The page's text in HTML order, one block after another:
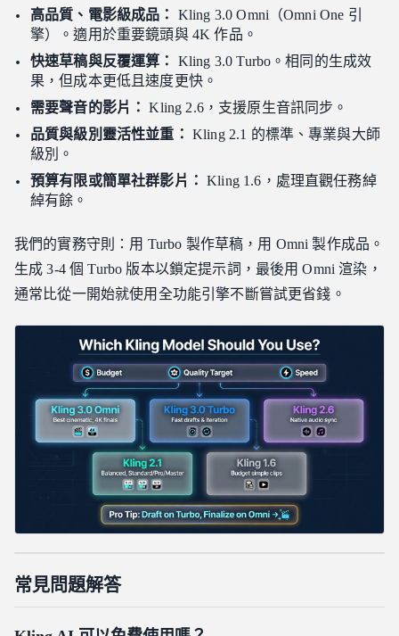
高品質、電影級成品：
Kling 3.0 Omni（Omni One 引
擎）。適用於重要鏡頭與 4K 作品。
快速草稿與反覆運算：
Kling 3.0 Turbo。相同的生成效
果，但成本更低且速度更快。
需要聲音的影片： Kling 2.6，支援原生音訊同步。
品質與級別靈活性並重： Kling 2.1 的標準、專業與大師
級別。
預算有限或簡單社群影片： Kling 1.6，處理直觀任務綽
綽有餘。
我們的實務守則：用 Turbo 製作草稿，用 Omni 製作成品。
生成 3-4 個 Turbo 版本以鎖定提示詞，最後用 Omni 渲染，
通常比從一開始就使用全功能引擎不斷嘗試更省錢。
常見問題解答